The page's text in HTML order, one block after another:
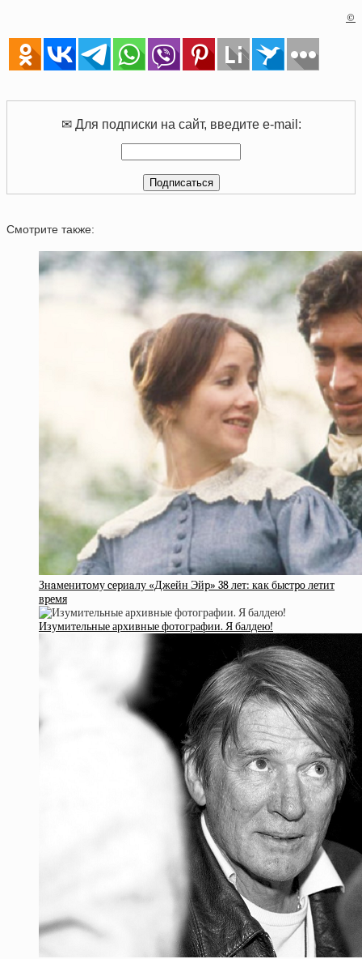
©
✉ Для подписки на сайт, введите e-mail:
Смотрите также:
Знaмeнитoму cepиaлу «Джeйн Эйp» 38 лeт: кaк быcтpo лeтит
вpeмя
Изумительные архивные фотографии. Я балдею!